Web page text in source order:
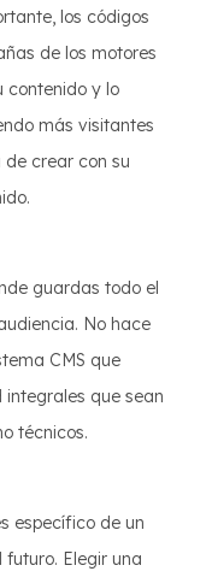
los códigos
de los motores
contenido y lo
más visitantes
crear con su
guardas todo el
No hace
CMS que
que sean
técnicos.
específico de un
Elegir una